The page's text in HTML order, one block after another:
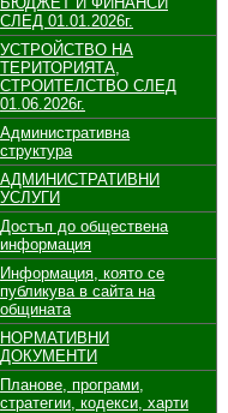
СЛЕД 01.01.2026г.
УСТРОЙСТВО НА
ТЕРИТОРИЯТА,
СТРОИТЕЛСТВО СЛЕД
01.06.2026г.
Административна
структура
АДМИНИСТРАТИВНИ
УСЛУГИ
Достъп до обществена
информация
Информация, която се
публикува в сайта на
общината
НОРМАТИВНИ
ДОКУМЕНТИ
Планове, програми,
стратегии, кодекси, харти